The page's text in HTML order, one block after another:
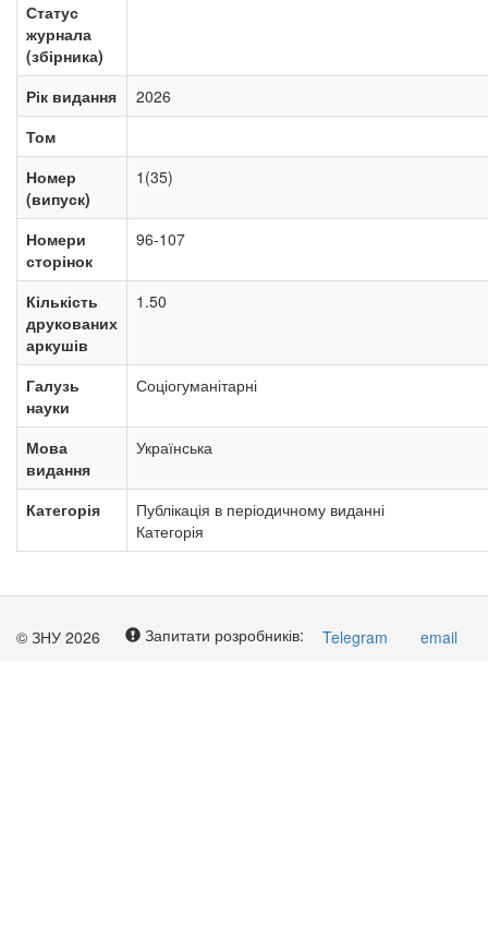
Статус
журнала
(збірника)
Рік видання
2026
Том
Номер
(випуск)
1(35)
Номери
сторінок
96-107
Кількість
друкованих
аркушів
1.50
Галузь
науки
Соціогуманітарні
Мова
видання
Українська
Категорія
Публікація в періодичному виданні
Категорія
© ЗНУ 2026 Запитати розробників: Telegram email